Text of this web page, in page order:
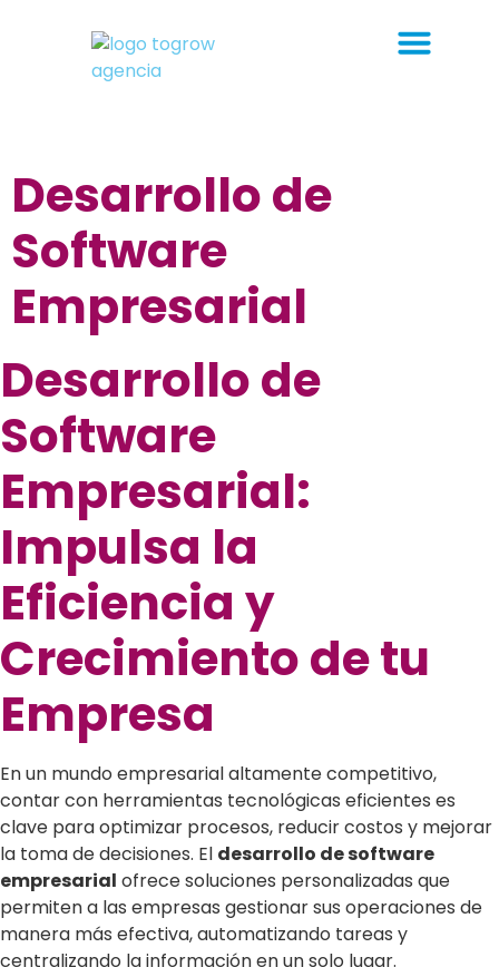
Desarrollo de
Software
Empresarial
Desarrollo de
Software
Empresarial:
Impulsa la
Eficiencia y
Crecimiento de tu
Empresa
En un mundo empresarial altamente competitivo,
contar con herramientas tecnológicas eficientes es
clave para optimizar procesos, reducir costos y mejorar
la toma de decisiones. El desarrollo de software
empresarial ofrece soluciones personalizadas que
permiten a las empresas gestionar sus operaciones de
manera más efectiva, automatizando tareas y
centralizando la información en un solo lugar.